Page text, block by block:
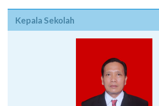
Kepala Sekolah